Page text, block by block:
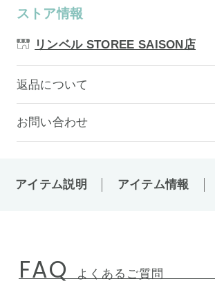
ストア情報
リンベル STOREE SAISON店
返品について
お問い合わせ
アイテム説明 アイテム情報
FAQ よくあるご質問